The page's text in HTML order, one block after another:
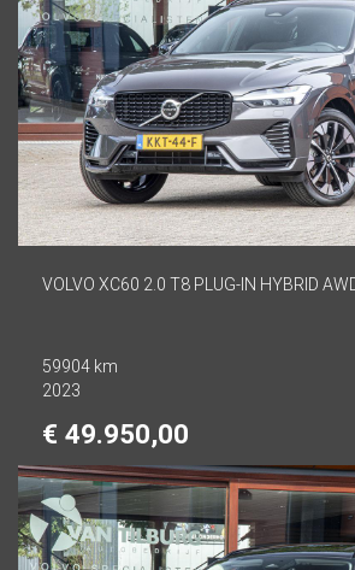
VOLVO XC60 2.0 T8 PLUG-IN HYBRID
59904 km
2023
€ 49.950,00